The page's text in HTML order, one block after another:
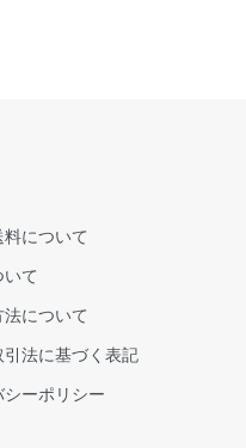
について
て
について
法に基づく表記
ーポリシー